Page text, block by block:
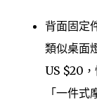
背面固定
類似桌面
US $20
「一件